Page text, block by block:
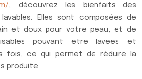
, découvrez les bienfaits des
Elles sont composées de
et doux pour votre peau, et de
pouvant être lavées et
fois, ce qui permet de réduire la
produite.